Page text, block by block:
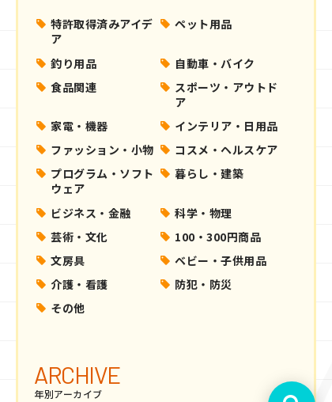
特許取得済みアイデ
ア
ペット用品
釣り用品
自動車・バイク
食品関連
スポーツ・アウトド
ア
家電・機器
インテリア・日用品
ファッション・小物
コスメ・ヘルスケア
プログラム・ソフト
ウェア
暮らし・建築
ビジネス・金融
科学・物理
芸術・文化
100・300円商品
文房具
ベビー・子供用品
介護・看護
防犯・防災
その他
ARCHIVE
年別アーカイブ